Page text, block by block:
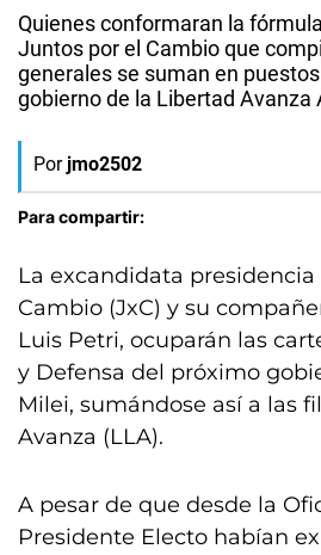
Quienes conformaran la
Juntos por el Cambio que
generales se suman en
gobierno de la Libertad Avanza
Por jmo2502
Para compartir:
La excandidata
Cambio (JxC) y su
Luis Petri, ocuparán las
y Defensa del próximo
Milei, sumándose así a las
Avanza (LLA).
A pesar de que desde la
Presidente Electo habían